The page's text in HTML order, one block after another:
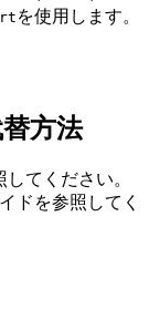
を使用します。
方法
てください。
ドを参照してく